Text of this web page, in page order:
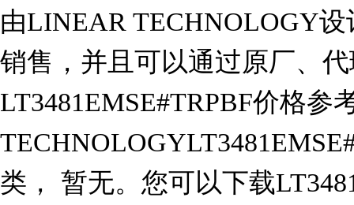
由LINEAR TECHNOLOGY
销售，并且可以通过原厂、
LT3481EMSE#TRPBF价格参
类， 暂无。您可以下载